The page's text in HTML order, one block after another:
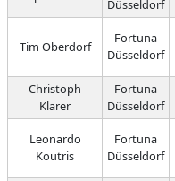
Düsseldorf
Tim Oberdorf
Fortuna
Düsseldorf
Christoph
Klarer
Fortuna
Düsseldorf
Leonardo
Koutris
Fortuna
Düsseldorf